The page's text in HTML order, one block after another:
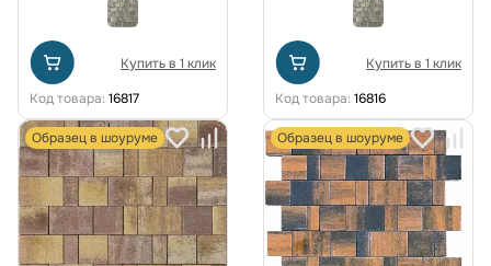
Купить в 1 клик
Код товара: 16817
Купить в 1 клик
Код товара: 16816
Образец в шоуруме Образец в шоуруме